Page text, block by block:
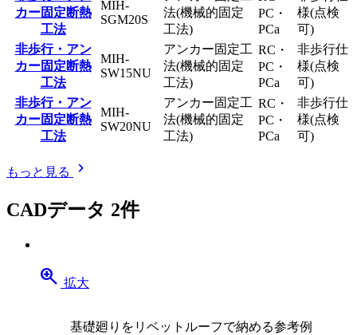
カー固定断熱
工法
MIH-
SGM20S
法(機械的固定
工法)
PC・
PCa
様(点検
可)
非歩行・アン
カー固定断熱
工法
MIH-
SW15NU
アンカー固定工
法(機械的固定
工法)
RC・
PC・
PCa
非歩行仕
様(点検
可)
非歩行・アン
カー固定断熱
工法
MIH-
SW20NU
アンカー固定工
法(機械的固定
工法)
RC・
PC・
PCa
非歩行仕
様(点検
可)
もっと見る chevron_right
CADデータ 2件
zoom_in 拡大
基礎廻りをリベットルーフで納める参考例